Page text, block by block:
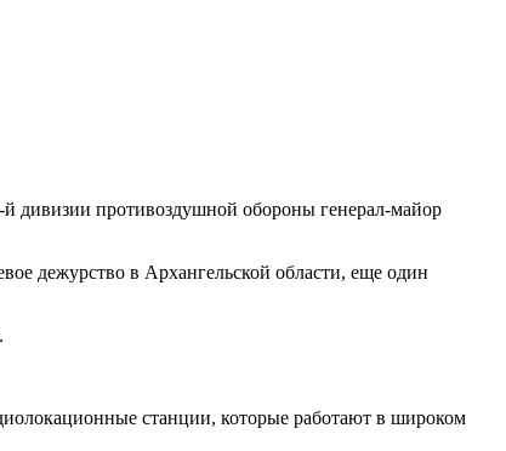
дивизии противоздушной обороны генерал-майор
дежурство в Архангельской области, еще один
станции, которые работают в широком